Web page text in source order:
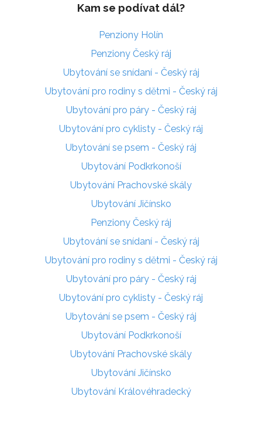
Kam se podívat dál?
Penziony Holín
Penziony Český ráj
Ubytování se snídaní - Český ráj
Ubytování pro rodiny s dětmi - Český ráj
Ubytování pro páry - Český ráj
Ubytování pro cyklisty - Český ráj
Ubytování se psem - Český ráj
Ubytování Podkrkonoší
Ubytování Prachovské skály
Ubytování Jičínsko
Penziony Český ráj
Ubytování se snídaní - Český ráj
Ubytování pro rodiny s dětmi - Český ráj
Ubytování pro páry - Český ráj
Ubytování pro cyklisty - Český ráj
Ubytování se psem - Český ráj
Ubytování Podkrkonoší
Ubytování Prachovské skály
Ubytování Jičínsko
Ubytování Královéhradecký